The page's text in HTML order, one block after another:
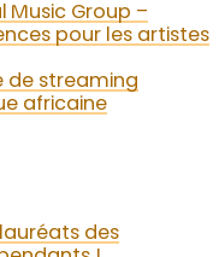
Music Group –
pour les artistes
de streaming
africaine
des